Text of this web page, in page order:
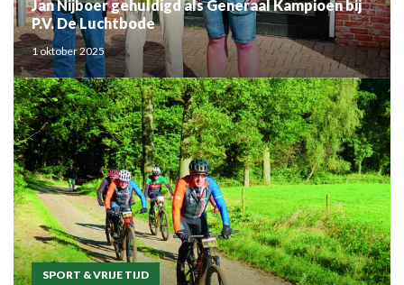
Jan Nijboer gehuldigd als Generaal Kampioen bij
P.V. De Luchtbode
1 oktober 2025
SPORT & VRIJE TIJD